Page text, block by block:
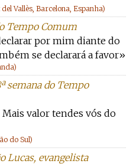
Vallès, Barcelona, Espanha)
Tempo Comum
por mim diante do
se declarará a favor»
semana do Tempo
Mais valor tendes vós do
do Sul)
Lucas, evangelista